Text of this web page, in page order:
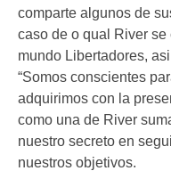
comparte algunos de
caso de o qual River
mundo Libertadores,
“Somos conscientes
adquirimos con la
como una de River
nuestro secreto en
nuestros objetivos.